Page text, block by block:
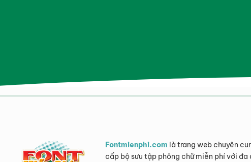
Fontmienphi.com là trang web chuyên
cấp bộ sưu tập phông chữ miễn phí với đa